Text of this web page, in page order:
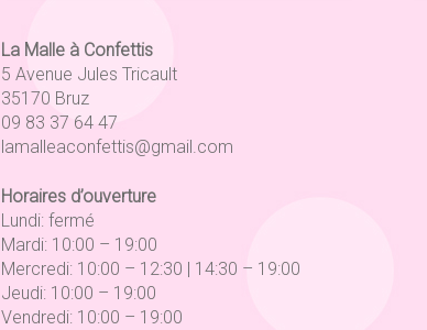
La Malle à Confettis
5 Avenue Jules Tricault
35170 Bruz
09 83 37 64 47
lamalleaconfettis@gmail.com
Horaires d’ouverture
Lundi: fermé
Mardi: 10:00 – 19:00
Mercredi: 10:00 – 12:30 | 14:30 – 19:00
Jeudi: 10:00 – 19:00
Vendredi: 10:00 – 19:00